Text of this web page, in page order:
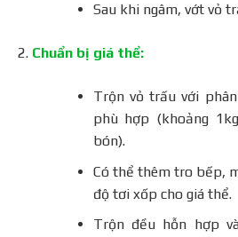
Sau khi ngâm, vớt vỏ
Chuẩn bị giá thể:
Trộn vỏ trấu với
phù hợp (khoảng
bón).
Có thể thêm tro bếp,
độ tơi xốp cho giá thể.
Trộn đều hỗn hợp